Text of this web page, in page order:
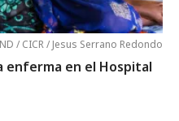
/ CICR / Jesus Serrano Redondo
enferma en el Hospital